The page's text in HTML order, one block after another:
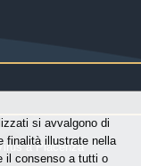
a Piacenza
si avvalgono di
finalità illustrate nella
il consenso a tutti o